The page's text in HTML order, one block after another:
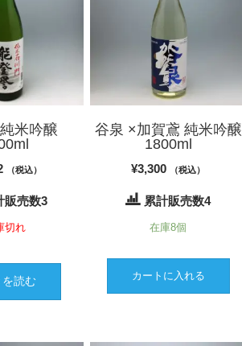
米吟醸
（税込）
販売数3
切れ
を読む
谷泉 ×加賀鳶 純米吟醸
1800ml
¥3,300 （税込）
累計販売数4
在庫8個
カートに入れる